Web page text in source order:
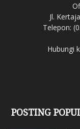
Jl.
Telepon:
Hubungi
POSTING